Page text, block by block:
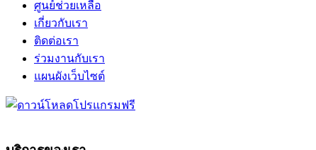
ศูนย์ช่วยเหลือ
เกี่ยวกับเรา
ติดต่อเรา
ร่วมงานกับเรา
แผนผังเว็บไซต์